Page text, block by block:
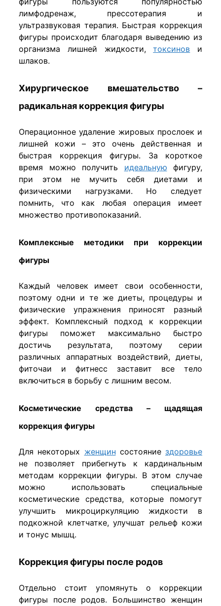
лимфодренаж, прессотерапия и
ультразвуковая терапия. Быстрая коррекция
фигуры происходит благодаря выведению из
организма лишней жидкости,токсинов и
шлаков.
Хирургическое вмешательство –
радикальная коррекция фигуры
Операционное удаление жировых прослоек и
лишней кожи – это очень действенная и
быстрая коррекция фигуры. За короткое
время можно получить идеальную фигуру,
при этом не мучить себя диетами и
физическими нагрузками. Но следует
помнить, что как любая операция имеет
множество противопоказаний.
Комплексные методики при коррекции
фигуры
Каждый человек имеет свои особенности,
поэтому одни и те же диеты, процедуры и
физические упражнения приносят разный
эффект. Комплексный подход к коррекции
фигуры поможет максимально быстро
достичь результата, поэтому серии
различных аппаратных воздействий, диеты,
фиточаи и фитнесс заставит все тело
включиться в борьбу с лишним весом.
Косметические средства – щадящая
коррекция фигуры
Для некоторых женщин состояние здоровье
не позволяет прибегнуть к кардинальным
методам коррекции фигуры. В этом случае
можно использовать специальные
косметические средства, которые помогут
улучшить микроциркуляцию жидкости в
подкожной клетчатке, улучшат рельеф кожи
и тонус мышц.
Коррекция фигуры после родов
Отдельно стоит упомянуть о коррекции
фигуры после родов. Большинство женщин